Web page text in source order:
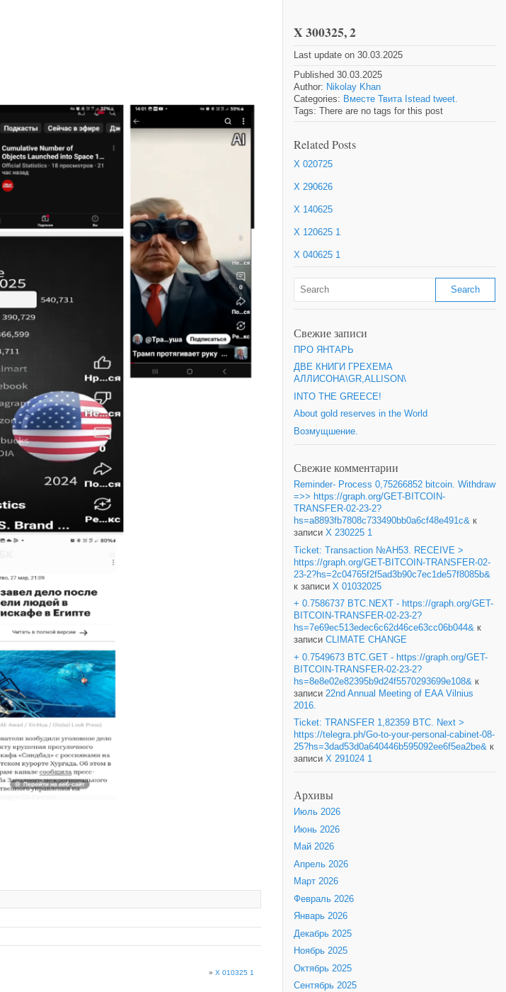
» X 010325 1
X 300325, 2
Last update on 30.03.2025
Published 30.03.2025
Author: Nikolay Khan
Categories: Вместе Твита Istead tweet.
Tags: There are no tags for this post
Related Posts
X 020725
X 290626
X 140625
X 120625 1
X 040625 1
Свежие записи
ПРО ЯНТАРЬ
ДВЕ КНИГИ ГРЕХЕМА
АЛЛИСОНА\GR,ALLISON\
INTO THE GREECE!
About gold reserves in the World
Возмущшение.
Свежие комментарии
Reminder- Process 0,75266852 bitcoin. Withdraw
=>> https://graph.org/GET-BITCOIN-
TRANSFER-02-23-2?
hs=a8893fb7808c733490bb0a6cf48e491c& к
записи X 230225 1
Ticket: Transaction №AH53. RECEIVE >
https://graph.org/GET-BITCOIN-TRANSFER-02-
23-2?hs=2c04765f2f5ad3b90c7ec1de57f8085b&
к записи X 01032025
+ 0.7586737 BTC.NEXT - https://graph.org/GET-
BITCOIN-TRANSFER-02-23-2?
hs=7e69ec513edec6c62d46ce63cc06b044& к
записи CLIMATE CHANGE
+ 0.7549673 BTC.GET - https://graph.org/GET-
BITCOIN-TRANSFER-02-23-2?
hs=8e8e02e82395b9d24f5570293699e108& к
записи 22nd Annual Meeting of EAA Vilnius
2016.
Ticket: TRANSFER 1,82359 BTC. Next >
https://telegra.ph/Go-to-your-personal-cabinet-08-
25?hs=3dad53d0a640446b595092ee6f5ea2be& к
записи X 291024 1
Архивы
Июль 2026
Июнь 2026
Май 2026
Апрель 2026
Март 2026
Февраль 2026
Январь 2026
Декабрь 2025
Ноябрь 2025
Октябрь 2025
Сентябрь 2025